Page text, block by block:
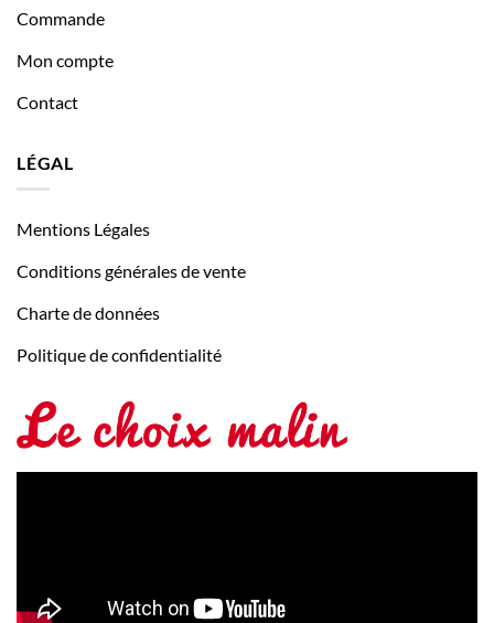
Commande
Mon compte
Contact
LÉGAL
Mentions Légales
Conditions générales de vente
Charte de données
Politique de confidentialité